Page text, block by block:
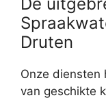
Druten
Onze diensten
van geschikte